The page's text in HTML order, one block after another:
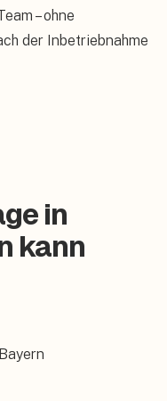
– ohne
der Inbetriebnahme
in
kann
Bayern